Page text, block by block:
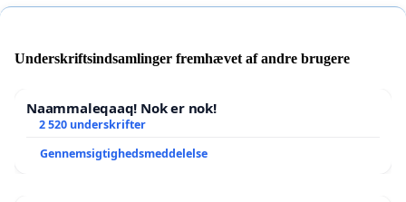
Underskriftsindsamlinger fremhævet af andre brugere
Naammaleqaaq! Nok er nok!
2 520 underskrifter
Gennemsigtighedsmeddelelse